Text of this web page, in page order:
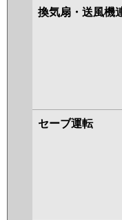
換気扇・送風機
セーブ運転